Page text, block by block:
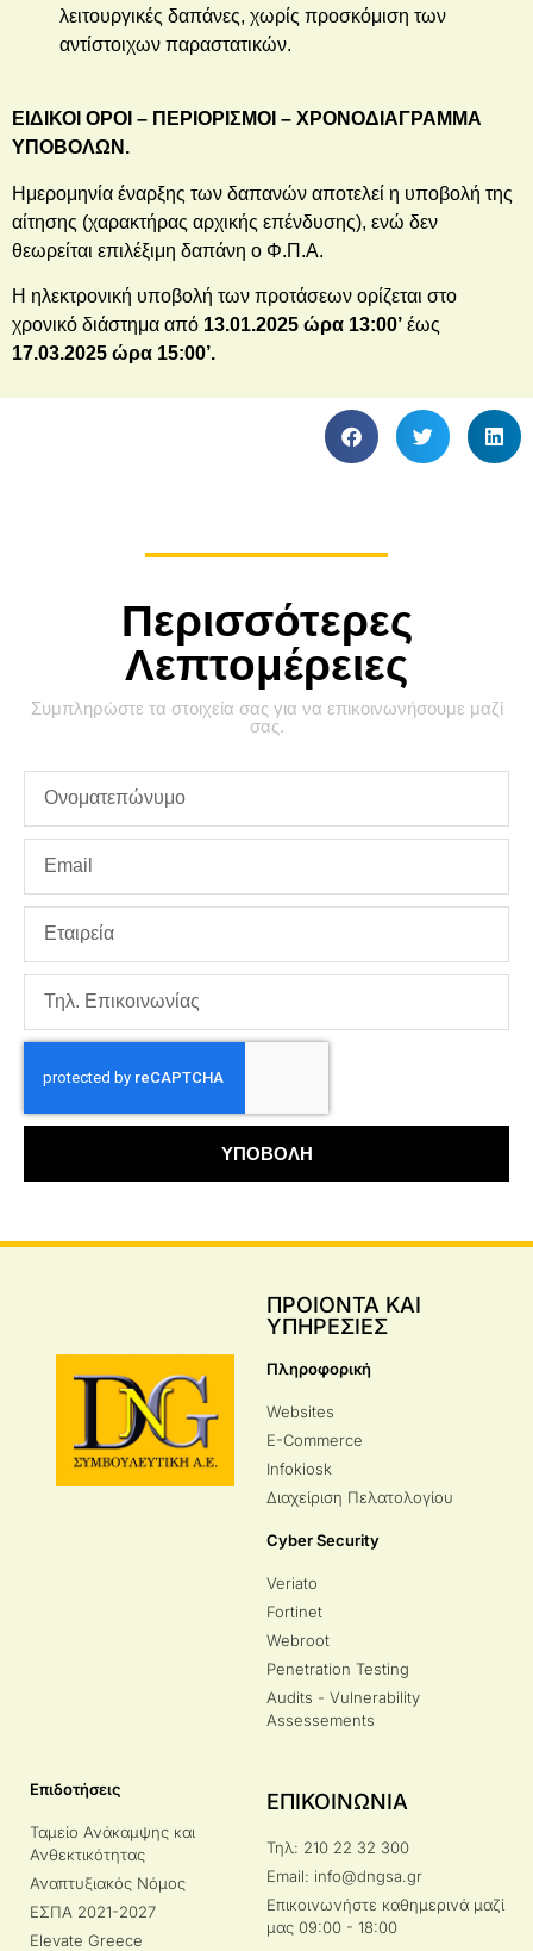
λειτουργικές δαπάνες, χωρίς προσκόμιση των
αντίστοιχων παραστατικών.
ΕΙΔΙΚΟΙ ΟΡΟΙ – ΠΕΡΙΟΡΙΣΜΟΙ – ΧΡΟΝΟΔΙΑΓΡΑΜΜΑ
ΥΠΟΒΟΛΩΝ.
Ημερομηνία έναρξης των δαπανών αποτελεί η υποβολή της
αίτησης (χαρακτήρας αρχικής επένδυσης), ενώ δεν
θεωρείται επιλέξιμη δαπάνη ο Φ.Π.Α.
Η ηλεκτρονική υποβολή των προτάσεων ορίζεται στο
χρονικό διάστημα από 13.01.2025 ώρα 13:00’ έως
17.03.2025 ώρα 15:00’.
Περισσότερες
Λεπτομέρειες
Συμπληρώστε τα στοιχεία σας για να επικοινωνήσουμε μαζί
σας.
ΥΠΟΒΟΛΗ
ΠΡΟΙΟΝΤΑ ΚΑΙ
ΥΠΗΡΕΣΙΕΣ
Πληροφορική
Websites
E-Commerce
Infokiosk
Διαχείριση Πελατολογίου
Cyber Security
Veriato
Fortinet
Webroot
Penetration Testing
Audits - Vulnerability
Assessements
Επιδοτήσεις
Ταμείο Ανάκαμψης και
Ανθεκτικότητας
Αναπτυξιακός Νόμος
ΕΣΠΑ 2021-2027
Elevate Greece
ΕΠΙΚΟΙΝΩΝΙΑ
Τηλ: 210 22 32 300
Email: info@dngsa.gr
Επικοινωνήστε καθημερινά μαζί
μας 09:00 - 18:00